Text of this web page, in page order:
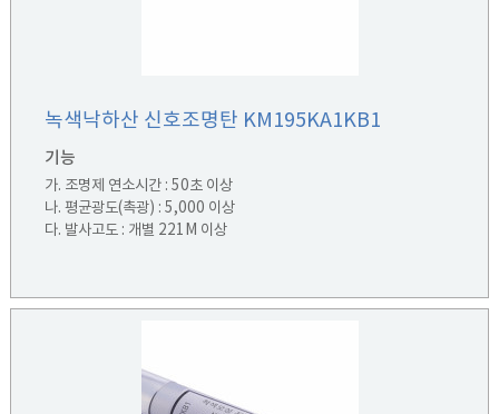
녹색낙하산 신호조명탄 KM195KA1KB1
기능
가. 조명제 연소시간 : 50초 이상
나. 평균광도(촉광) : 5,000 이상
다. 발사고도 : 개별 221M 이상